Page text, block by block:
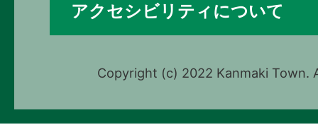
アクセシビリティについて
Copyright (c) 2022 Kanmaki Town.